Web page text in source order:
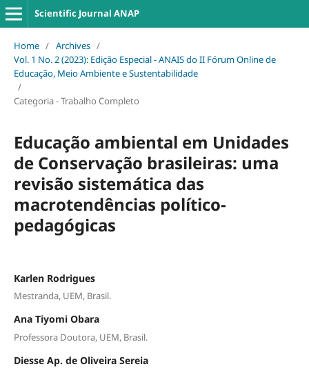
Scientific Journal ANAP
Home / Archives /
Vol. 1 No. 2 (2023): Edição Especial - ANAIS do II Fórum Online de
Educação, Meio Ambiente e Sustentabilidade
/
Categoria - Trabalho Completo
Educação ambiental em Unidades
de Conservação brasileiras: uma
revisão sistemática das
macrotendências político-
pedagógicas
Karlen Rodrigues
Mestranda, UEM, Brasil.
Ana Tiyomi Obara
Professora Doutora, UEM, Brasil.
Diesse Ap. de Oliveira Sereia